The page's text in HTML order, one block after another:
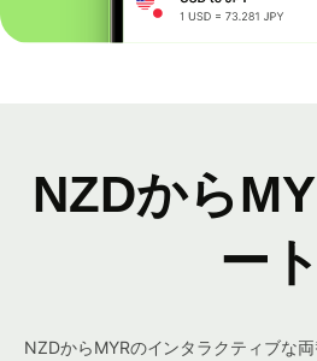
NZDから
ート
NZDからMYRのインタラクティブな